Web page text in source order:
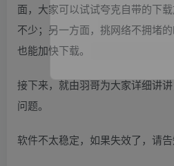
面，大家可以试试夸克自带的下
不少；另一方面，挑网络不拥堵的
也能加快下载。
接下来，就由羽哥为大家详细讲
问题。
软件不太稳定，如果失效了，请告